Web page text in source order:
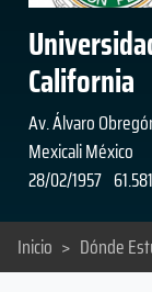
California
Av. Álvaro
Mexicali México
28/02/1957 61.581
Inicio > Dónde